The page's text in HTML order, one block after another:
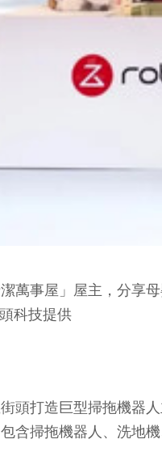
萬事屋」屋主，分享
科技提供
打造巨型掃拖機器人
含掃拖機器人、洗地